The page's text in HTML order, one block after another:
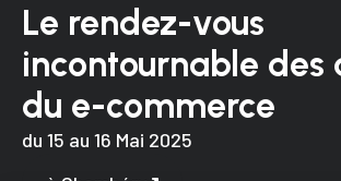
Le rendez-vous
incontournable des
du e-commerce
du 15 au 16 Mai 2025